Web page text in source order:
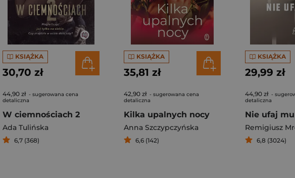
KSIĄŻKA
30,70 zł
44,90 zł - sugerowana cena
detaliczna
W ciemnościach 2
Ada Tulińska
6,7 (368)
KSIĄŻKA
35,81 zł
42,90 zł - sugerowana cena
detaliczna
Kilka upalnych nocy
Anna Szczypczyńska
6,6 (142)
KSIĄŻKA
29,99 zł
44,90 zł -
detaliczna
Nie ufaj mu
Remigiusz
6,8 (3024)